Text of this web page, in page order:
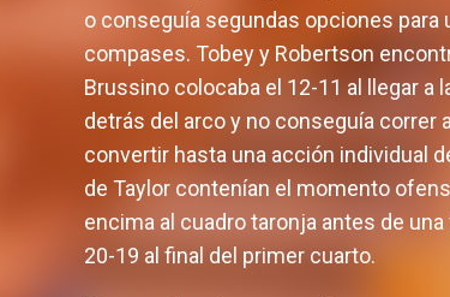
o conseguía segundas opciones para
compases. Tobey y Robertson
Brussino colocaba el 12-11 al llegar a
detrás del arco y no conseguía
convertir hasta una acción individual
de Taylor contenían el momento
encima al cuadro taronja antes de
20-19 al final del primer cuarto.